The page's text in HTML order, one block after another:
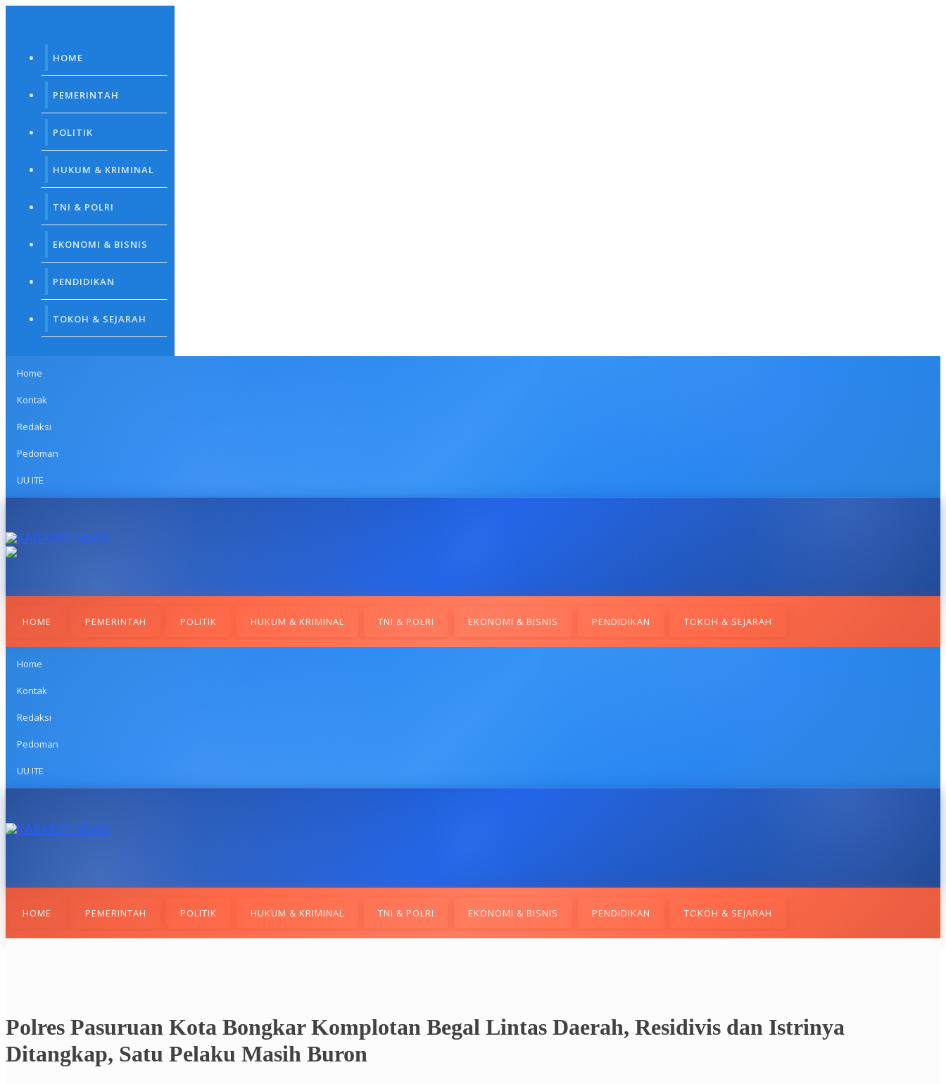
HOME
PEMERINTAH
POLITIK
HUKUM & KRIMINAL
TNI & POLRI
EKONOMI & BISNIS
PENDIDIKAN
TOKOH & SEJARAH
Home
Kontak
Redaksi
Pedoman
UU ITE
HOME PEMERINTAH POLITIK HUKUM & KRIMINAL TNI & POLRI EKONOMI & BISNIS PENDIDIKAN TOKOH & SEJARAH
Home
Kontak
Redaksi
Pedoman
UU ITE
HOME PEMERINTAH POLITIK HUKUM & KRIMINAL TNI & POLRI EKONOMI & BISNIS PENDIDIKAN TOKOH & SEJARAH
Polres Pasuruan Kota Bongkar Komplotan Begal Lintas Daerah, Residivis dan Istrinya
Ditangkap, Satu Pelaku Masih Buron